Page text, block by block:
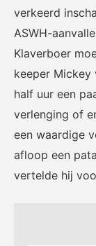
verkeerd
ASWH-
Klaverboer
keeper Mickey
half uur een
verlenging of
een waardige
afloop een
vertelde hij